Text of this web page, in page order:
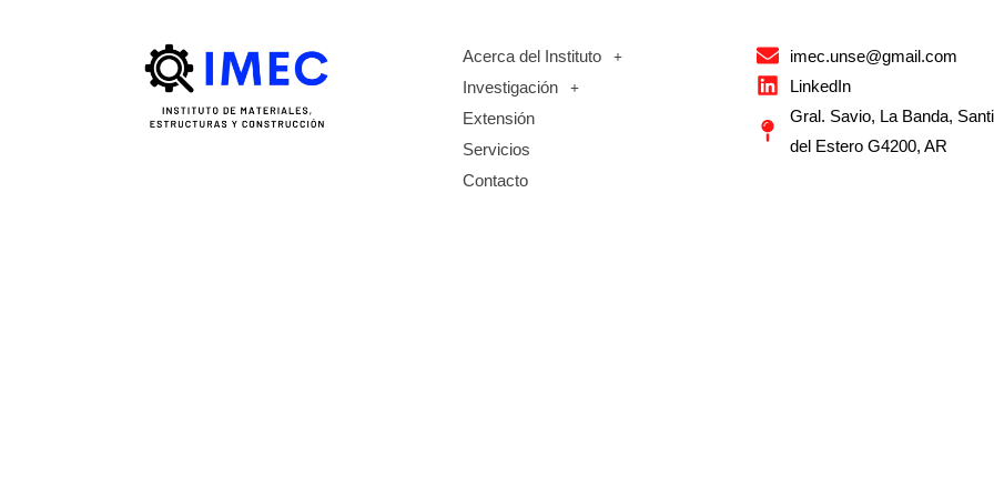
Acerca del Instituto
Investigación
Extensión
Servicios
Contacto
imec.unse@gmail.com
LinkedIn
Gral. Savio, La Banda,
del Estero G4200, AR